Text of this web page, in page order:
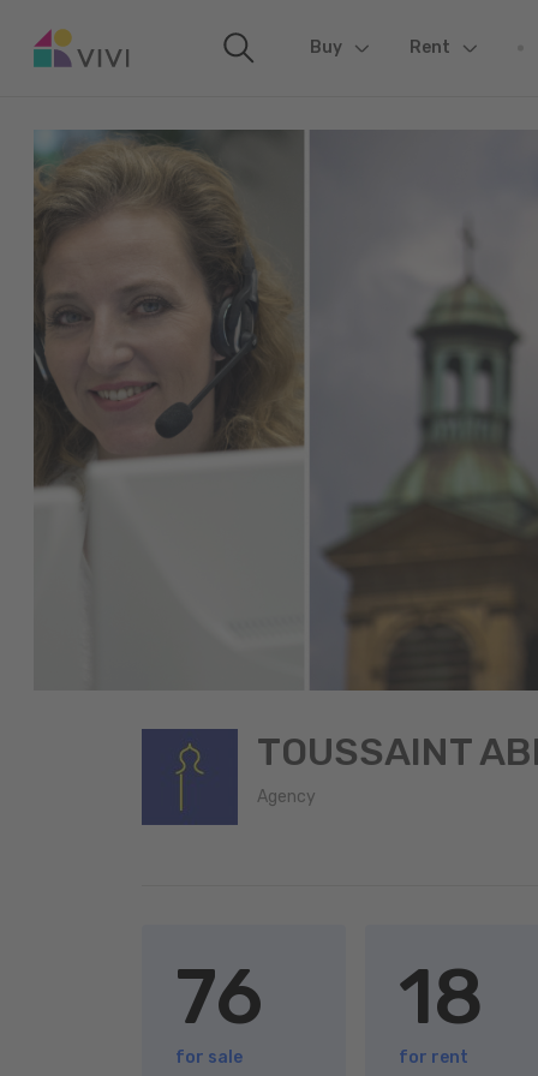
Buy (current)Rent
TOUSSAINT
Agency
76
for sale
18
for rent